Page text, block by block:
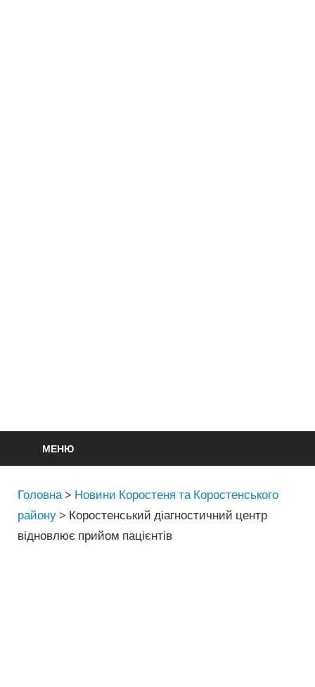
МЕНЮ
Головна > Новини Коростеня та Коростенського
району > Коростенський діагностичний центр
відновлює прийом пацієнтів